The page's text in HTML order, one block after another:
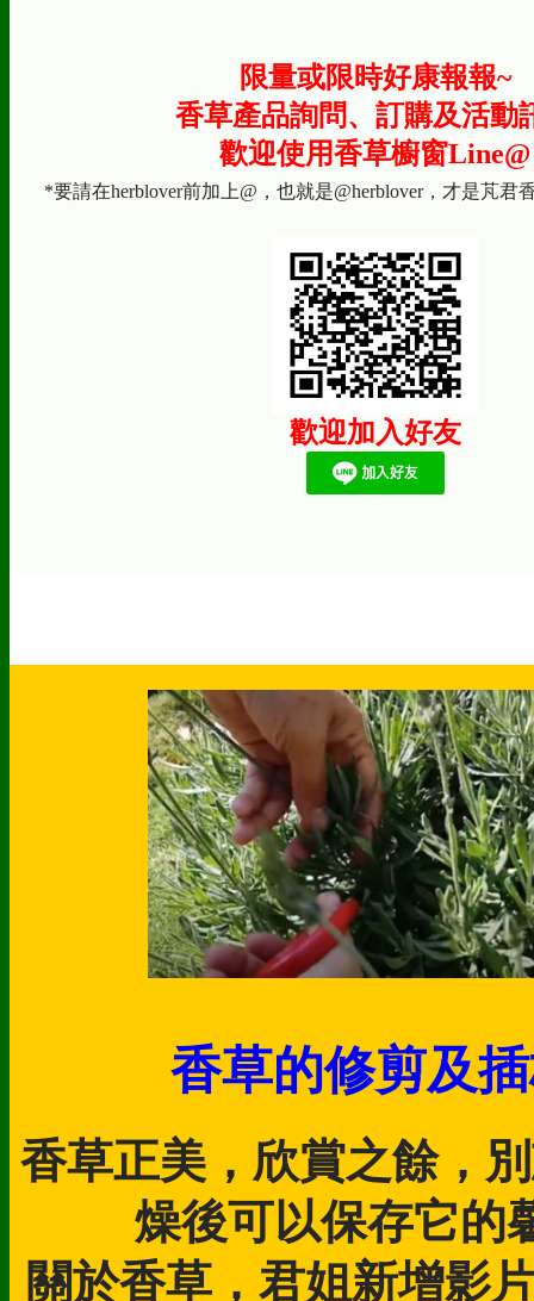
限量或限時好康報報~
香草產品詢問、訂購及活動
歡迎使用香草櫥窗Line@
*要請在herblover前加上@，也就是@herblover，才是芃君
歡迎加入好友
香草的修剪及
香草正美，欣賞之餘，
燥後可以保存它的
關於香草，君姐新增影